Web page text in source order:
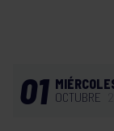
01 OCTUBRE